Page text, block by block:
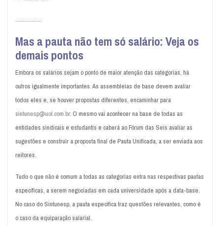
..................
Mas a pauta não tem só salário: Veja os
demais pontos
Embora os salários sejam o ponto de maior atenção das categorias, há
outros igualmente importantes. As assembleias de base devem avaliar
todos eles e, se houver propostas diferentes, encaminhar para
sintunesp@uol.com.br. O mesmo vai acontecer na base de todas as
entidades sindicais e estudantis e caberá ao Fórum das Seis avaliar as
sugestões e construir a proposta final de Pauta Unificada, a ser enviada aos
reitores.
Tudo o que não é comum a todas as categorias entra nas respectivas pautas
específicas, a serem negociadas em cada universidade após a data-base.
No caso do Sintunesp, a pauta específica traz questões relevantes, como é
o caso da equiparação salarial.